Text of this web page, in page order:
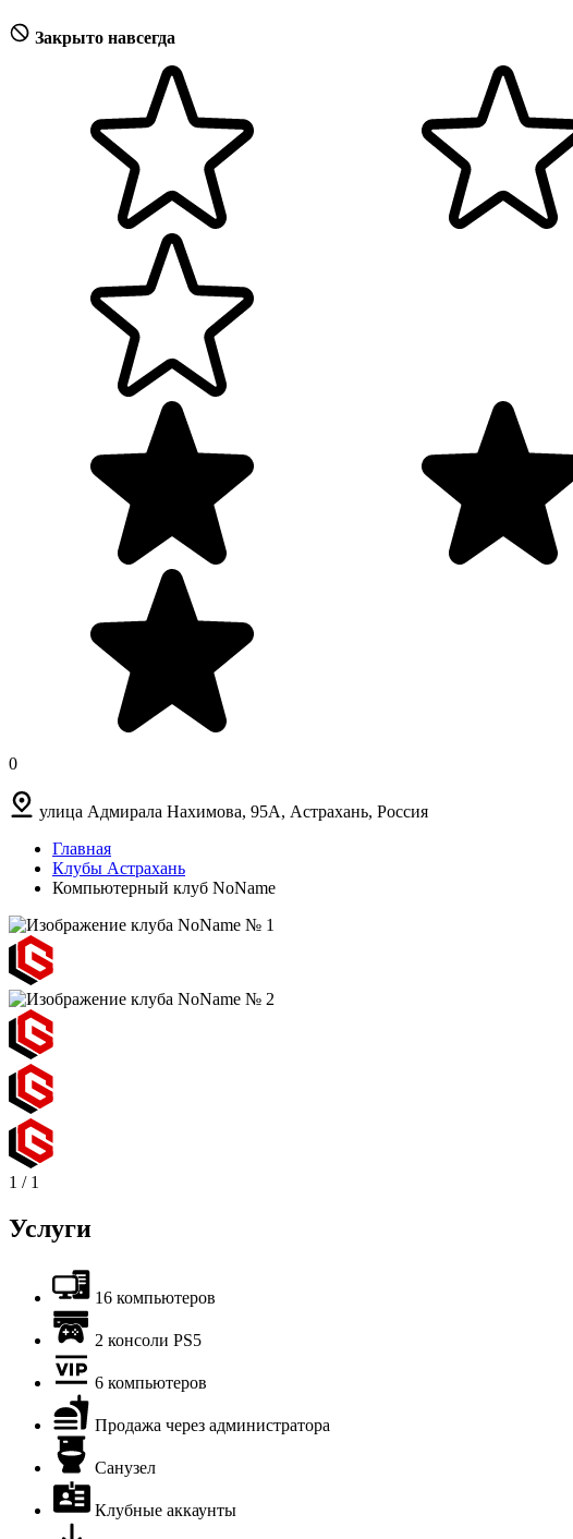
Закрыто навсегда
0
улица Адмирала Нахимова, 95А, Астрахань, Россия
Главная
Клубы Астрахань
Компьютерный клуб NoName
1 / 1
Услуги
16 компьютеров
2 консоли PS5
6 компьютеров
Продажа через администратора
Санузел
Клубные аккаунты